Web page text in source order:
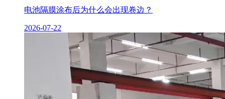
电池隔膜涂布后为什么会出现卷边？
2026-07-22